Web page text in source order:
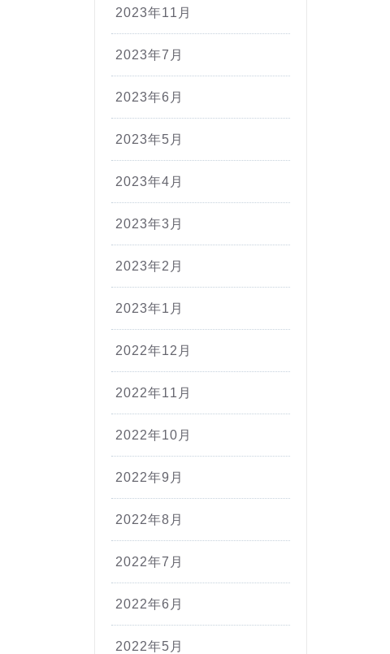
2023年11月
2023年7月
2023年6月
2023年5月
2023年4月
2023年3月
2023年2月
2023年1月
2022年12月
2022年11月
2022年10月
2022年9月
2022年8月
2022年7月
2022年6月
2022年5月